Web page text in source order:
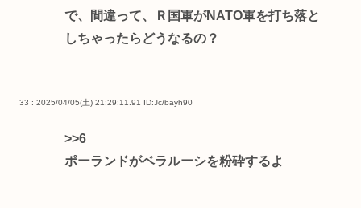
で、間違って、Ｒ国軍がNATO軍を打ち落と
しちゃったらどうなるの？
33 : 2025/04/05(土) 21:29:11.91 ID:Jc/bayh90
>>6
ポーランドがベラルーシを粉砕するよ